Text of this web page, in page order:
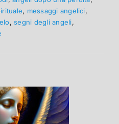
, messaggi angelici,
,segni degli angeli,